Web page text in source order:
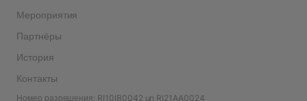
Мероприятия
Партнёры
История
Контакты
Номер разрешения: RI10IB0042 un RI21AA0024